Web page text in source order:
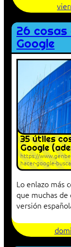
26 cosas
Google
35 útiles
Google
https://
hacer-google-
Lo enlazo más
que muchas de
versión